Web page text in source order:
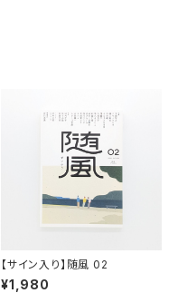
【サイン入り】随風 02
¥1,980